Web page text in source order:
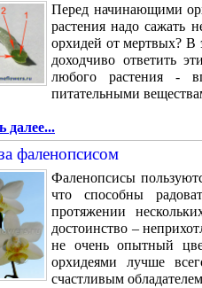
Перед начинающими
растения надо сажать
орхидей от мертвых? В
доходчиво ответить
любого растения -
питательными
далее...
фаленопсисом
Фаленопсисы
что способны
протяжении
достоинство –
не очень опытный
орхидеями лучше
счастливым